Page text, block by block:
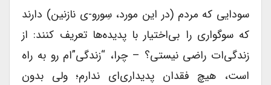
سودایی که مردم (در این مورد، سِورو-ی نازنین) دارند
که سوگواری را بی‌اختیار با پدیده‌ها تعریف کنند: از
زندگی‌ات راضی نیستی؟ – چرا، “زندگی”ام رو به راه
است، هیچ فقدان پدیداری‌ای‌ ندارم؛ ولی بدون